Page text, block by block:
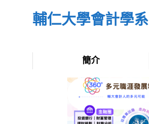
輔仁大學會計學系
簡介